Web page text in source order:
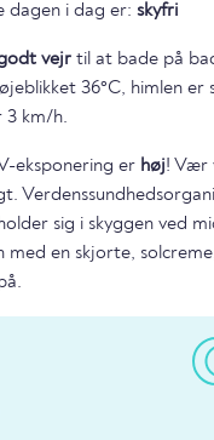
dagen i dag er: skyfri
vejr til at bade på
36°C, himlen er
3 km/h.
eksponering er høj! Vær
sig i skyggen ved
med en skjorte,